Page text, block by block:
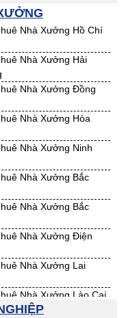
KCN Nghệ An
KCN Phú Yên
KCN Quảng Nam
KCN Bà Rịa - VT
KCN An Giang
KCN Bến Tre
KCN Cà Mau
KCN Hậu Giang
KCN Long An
KCN Tây Ninh
KCN Trà Vinh
KCN Hải Dương
KCN Quảng Ninh
Nhà Xưởng Hồ Chí
Nhà Xưởng Hải
Nhà Xưởng Đồng
Nhà Xưởng Hòa
Nhà Xưởng Ninh
Nhà Xưởng Bắc
Nhà Xưởng Bắc
Nhà Xưởng Điện
Nhà Xưởng Lai
Nhà Xưởng Lào Cai